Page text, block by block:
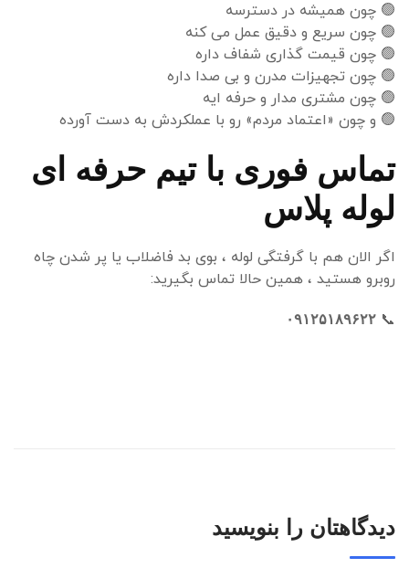
🟢 چون همیشه در دسترسه
🟢 چون سریع و دقیق عمل می کنه
🟢 چون قیمت گذاری شفاف داره
🟢 چون تجهیزات مدرن و بی صدا داره
🟢 چون مشتری مدار و حرفه ایه
🟢 و چون «اعتماد مردم» رو با عملکردش به دست آورده
تماس فوری با تیم حرفه ای
لوله پلاس
اگر الان هم با گرفتگی لوله ، بوی بد فاضلاب یا پر شدن چاه
روبرو هستید ، همین حالا تماس بگیرید:
📞 ۰۹۱۲۵۱۸۹۶۲۲
دیدگاهتان را بنویسید